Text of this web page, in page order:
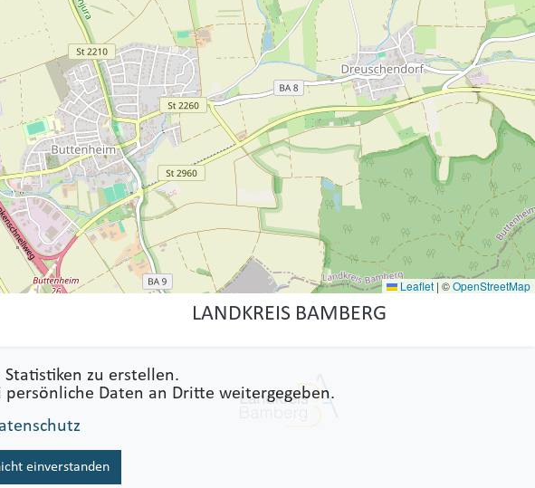
zu erstellen.
Daten an Dritte weitergegeben.
einverstanden
Leaflet | ©OpenStreetMap
LANDKREIS BAMBERG